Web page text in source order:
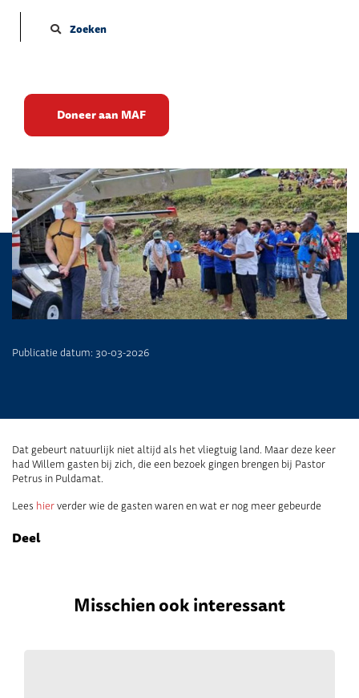
Zoeken
Doneer aan MAF
Zingend stonden de mensen
hen op te wachten
Publicatie datum: 30-03-2026
Dat gebeurt natuurlijk niet altijd als het vliegtuig land. Maar deze keer
had Willem gasten bij zich, die een bezoek gingen brengen bij Pastor
Petrus in Puldamat.
Lees hierverder wie de gasten waren en wat er nog meer gebeurde
Deel
Misschien ook interessant